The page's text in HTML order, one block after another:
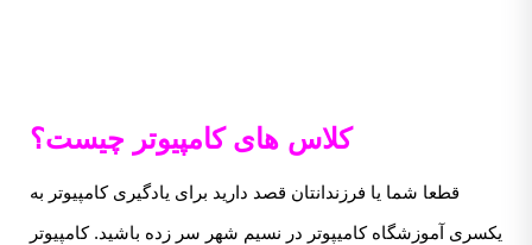
کلاس های کامپیوتر چیست؟
قطعا شما یا فرزندانتان قصد دارید برای یادگیری کامپیوتر به
یکسری آموزشگاه کامیپوتر در نسیم شهر سر زده باشید. کامپیوتر